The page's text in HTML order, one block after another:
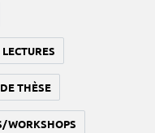
THÈSE
WORKSHOPS